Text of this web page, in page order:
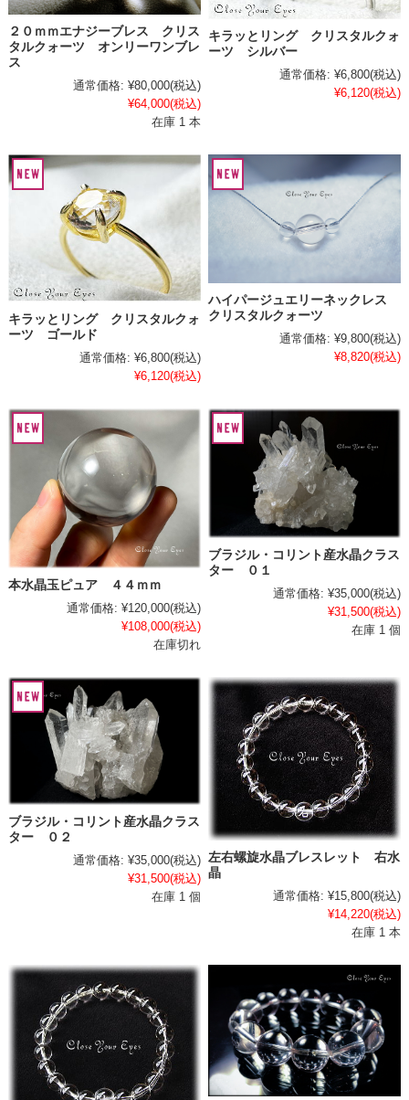
２０ｍｍエナジーブレス クリス
タルクォーツ オンリーワンブレ
ス
通常価格: ¥80,000(税込)
¥64,000(税込)
在庫 1 本
キラッとリング クリスタルクォ
ーツ シルバー
通常価格: ¥6,800(税込)
¥6,120(税込)
キラッとリング クリスタルクォ
ーツ ゴールド
通常価格: ¥6,800(税込)
¥6,120(税込)
ハイパージュエリーネックレス
クリスタルクォーツ
通常価格: ¥9,800(税込)
¥8,820(税込)
本水晶玉ピュア ４４ｍｍ
通常価格: ¥120,000(税込)
¥108,000(税込)
在庫切れ
ブラジル・コリント産水晶クラス
ター ０１
通常価格: ¥35,000(税込)
¥31,500(税込)
在庫 1 個
ブラジル・コリント産水晶クラス
ター ０２
通常価格: ¥35,000(税込)
¥31,500(税込)
在庫 1 個
左右螺旋水晶ブレスレット 右水
晶
通常価格: ¥15,800(税込)
¥14,220(税込)
在庫 1 本